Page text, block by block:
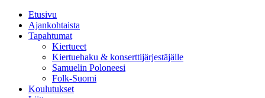
Etusivu
Ajankohtaista
Tapahtumat
Kiertueet
Kiertuehaku & konserttijärjestäjälle
Samuelin Poloneesi
Folk-Suomi
Koulutukset